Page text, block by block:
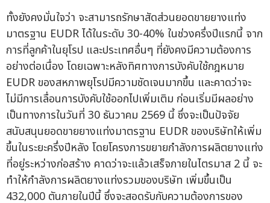
ทั้งยังคงมั่นใจว่า จะสามารถรักษาสัดส่วนยอดขายยางแท่ง
มาตรฐาน EUDR ได้ในระดับ 30-40% ในช่วงครึ่งปีแรกนี้ จาก
การที่ลูกค้าในยุโรป และประเทศอื่นๆ ที่ยังคงมีความต้องการ
อย่างต่อเนื่อง โดยเฉพาะหลังทิศทางการบังคับใช้กฎหมาย
EUDR ของสหภาพยุโรปมีความชัดเจนมากขึ้น และคาดว่าจะ
ไม่มีการเลื่อนการบังคับใช้ออกไปเพิ่มเติม ก่อนเริ่มมีผลอย่าง
เป็นทางการในวันที่ 30 ธันวาคม 2569 นี้ ซึ่งจะเป็นปัจจัย
สนับสนุนยอดขายยางแท่งมาตรฐาน EUDR ของบริษัทให้เพิ่ม
ขึ้นในระยะครึ่งปีหลัง โดยโครงการขยายกำลังการผลิตยางแท่ง
ที่อยู่ระหว่างก่อสร้าง คาดว่าจะแล้วเสร็จภายในไตรมาส 2 นี้ จะ
ทำให้กำลังการผลิตยางแท่งรวมของบริษัท เพิ่มขึ้นเป็น
432,000 ตันภายในปีนี้ ซึ่งจะสอดรับกับความต้องการของ